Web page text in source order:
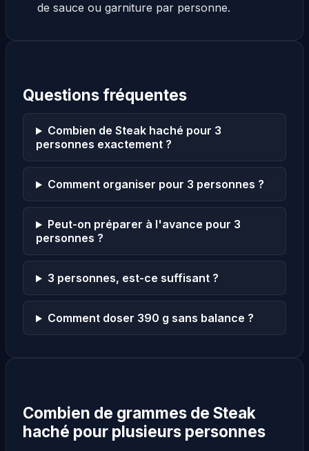
de sauce ou garniture par personne.
Questions fréquentes
Combien de Steak haché pour 3
personnes exactement ?
Comment organiser pour 3 personnes ?
Peut-on préparer à l'avance pour 3
personnes ?
3 personnes, est-ce suffisant ?
Comment doser 390 g sans balance ?
Combien de grammes de Steak
haché pour plusieurs personnes